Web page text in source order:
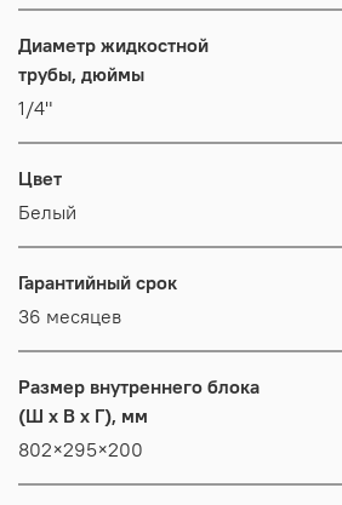
Диаметр жидкостной
трубы, дюймы
1/4"
Цвет
Белый
Гарантийный срок
36 месяцев
Размер внутреннего блока
(Ш x В x Г), мм
802×295×200